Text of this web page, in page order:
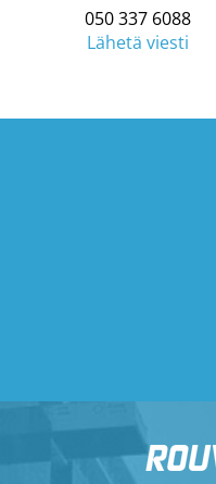
050 337 6088
Lähetä viesti